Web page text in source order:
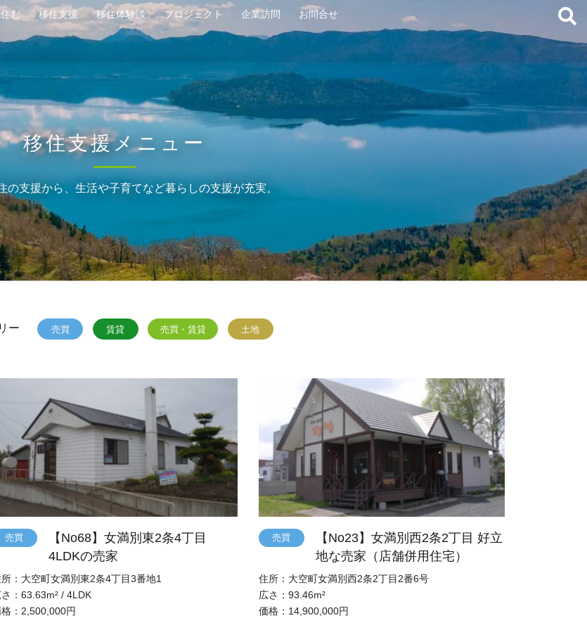
住む 移住支援 移住体験談 プロジェクト 企業訪問 お問合せ
移住支援メニュー
の支援から、生活や子育てなど暮らしの支援が充実。
ー 売買 賃貸 売買・賃貸 土地
売買
【No68】女満別東2条4丁目
4LDKの売家
：大空町女満別東2条4丁目3番地1
さ：63.63m² / 4LDK
：2,500,000円
売買
【No23】女満別西2条2丁目 好立
地な売家（店舗併用住宅）
住所：大空町女満別西2条2丁目2番6号
広さ：93.46m²
価格：14,900,000円